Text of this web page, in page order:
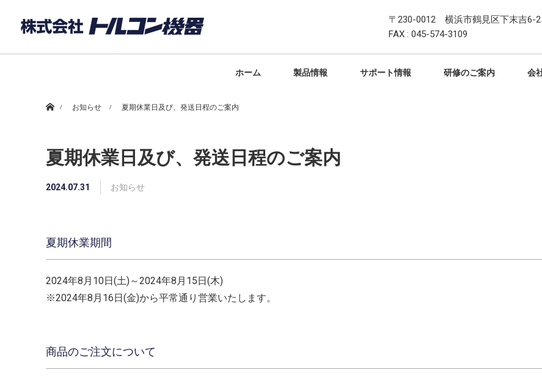
〒230-0012 横浜市鶴見区下末吉6-
FAX : 045-574-3109
ホーム 製品情報 サポート情報 研修のご案内 会
お知らせ
夏期休業日及び、発送日程のご案内
夏期休業日及び、発送日程のご案内
2024.07.31 お知らせ
夏期休業期間
2024年8月10日(土)～2024年8月15日(木)
※2024年8月16日(金)から平常通り営業いたします。
商品のご注文について